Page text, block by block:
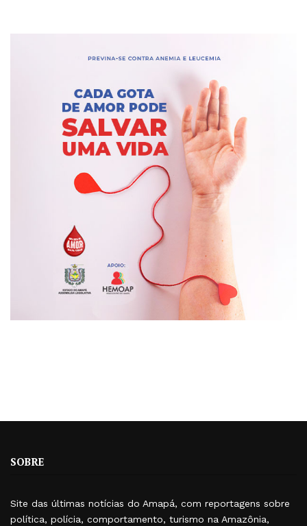
SOBRE
Site das últimas notícias do Amapá, com reportagens sobre
política, polícia, comportamento, turismo na Amazônia,